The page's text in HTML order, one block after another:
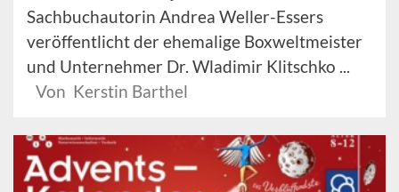
Sachbuchautorin Andrea Weller-Essers
veröffentlicht der ehemalige Boxweltmeister
und Unternehmer Dr. Wladimir Klitschko ...
Von Kerstin Barthel